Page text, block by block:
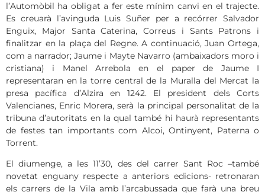
l’Automòbil ha obligat a fer este mínim canvi en el trajecte.
Es creuarà l’avinguda Luis Suñer per a recórrer Salvador
Enguix, Major Santa Caterina, Correus i Sants Patrons i
finalitzar en la plaça del Regne. A continuació, Juan Ortega,
com a narrador; Jaume i Mayte Navarro (ambaixadors moro i
cristiana) i Manel Arrebola en el paper de Jaume I
representaran en la torre central de la Muralla del Mercat la
presa pacífica d’Alzira en 1242. El president dels Corts
Valencianes, Enric Morera, serà la principal personalitat de la
tribuna d’autoritats en la qual també hi haurà representants
de festes tan importants com Alcoi, Ontinyent, Paterna o
Torrent.
El diumenge, a les 11’30, des del carrer Sant Roc –també
novetat enguany respecte a anteriors edicions- retronaran
els carrers de la Vila amb l’arcabussada que farà una breu